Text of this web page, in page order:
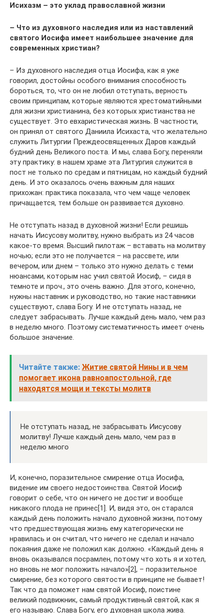
Исихазм – это уклад православной жизни
– Что из духовного наследия или из наставлений
святого Иосифа имеет наибольшее значение для
современных христиан?
– Из духовного наследия отца Иосифа, как я уже
говорил, достойны особого внимания способность
бороться, то, что он не любил отступать, верность
своим принципам, которые являются хрестоматийными
для жизни христианина, без которых христианства не
существует. Это евхаристическая жизнь. В частности,
он принял от святого Даниила Исихаста, что желательно
служить Литургии Преждеосвященных Даров каждый
будний день Великого поста. И мы, слава Богу, переняли
эту практику: в нашем храме эта Литургия служится в
пост не только по средам и пятницам, но каждый будний
день. И это оказалось очень важным для наших
прихожан: практика показала, что чем чаще человек
причащается, тем больше он развивается духовно.
Не отступать назад в духовной жизни! Если решишь
начать Иисусову молитву, нужно выбрать из 24 часов
какое-то время. Высший пилотаж – вставать на молитву
ночью; если это не получается – на рассвете, или
вечером, или днем – только это нужно делать с теми
нюансами, которым нас учил святой Иосиф, – сидя в
темноте и проч., это очень важно. Для этого, конечно,
нужны наставник и руководство, но такие наставники
существуют, слава Богу. И не отступать назад, не
следует забрасывать. Лучше каждый день мало, чем раз
в неделю много. Поэтому систематичность имеет очень
большое значение.
Читайте также: Житие святой Нины и в чем
помогает икона равноапостольной, где
находятся мощи и тексты молитв
Не отступать назад, не забрасывать Иисусову
молитву! Лучше каждый день мало, чем раз в
неделю много
И, конечно, поразительное смирение отца Иосифа,
видение им своего недостоинства. Святой Иосиф
говорит о себе, что он ничего не достиг и вообще
никакого плода не принес[1]. И, видя это, он старался
каждый день положить начало духовной жизни, потому
что предшествующая жизнь ему категорически не
нравилась и он считал, что ничего не сделал и начало
покаяния даже не положил как должно. «Каждый день я
вновь оказывался посрамлен, потому что хоть я и хотел,
но вновь не мог положить начало»[2], – поразительное
смирение, без которого святости в принципе не бывает!
Так что да поможет нам святой Иосиф, поистине
великий подвижник, самый продуктивный святой, как я
его называю. Слава Богу, его духовная школа жива.